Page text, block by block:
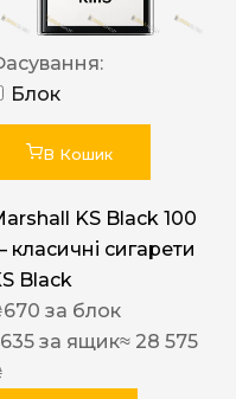
Блок
В Кошик
KS Black 100
класичні сигарети
Black
670 за блок
635 за ящик≈ 28 575